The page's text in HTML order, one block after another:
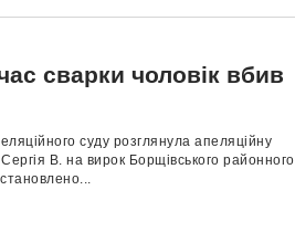
сварки чоловік вбив
суду розглянула апеляційну
В. на вирок Борщівського районного